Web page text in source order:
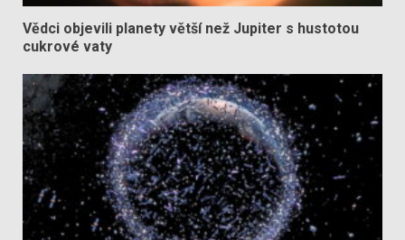
Vědci objevili planety větší než Jupiter s hustotou
cukrové vaty